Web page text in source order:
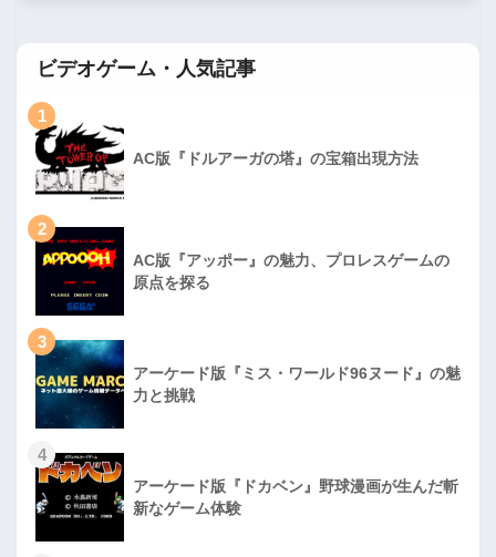
ビデオゲーム・人気記事
1
AC版『ドルアーガの塔』の宝箱出現方法
2
AC版『アッポー』の魅力、プロレスゲームの
原点を探る
3
アーケード版『ミス・ワールド96ヌード』の魅
力と挑戦
4
アーケード版『ドカベン』野球漫画が生んだ斬
新なゲーム体験